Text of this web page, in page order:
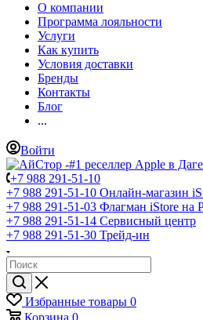
О компании
Программа лояльности
Услуги
Как купить
Условия доставки
Бренды
Контакты
Блог
...
Войти
+7 988 291-51-10
+7 988 291-51-10 Онлайн-магазин
+7 988 291-51-03 Флагман iStore на
+7 988 291-51-14 Сервисный центр
+7 988 291-51-30 Трейд-ин
Избранные товары 0
Корзина 0